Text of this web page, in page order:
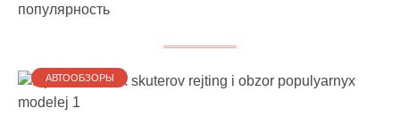
популярность
АВТООБЗОРЫ